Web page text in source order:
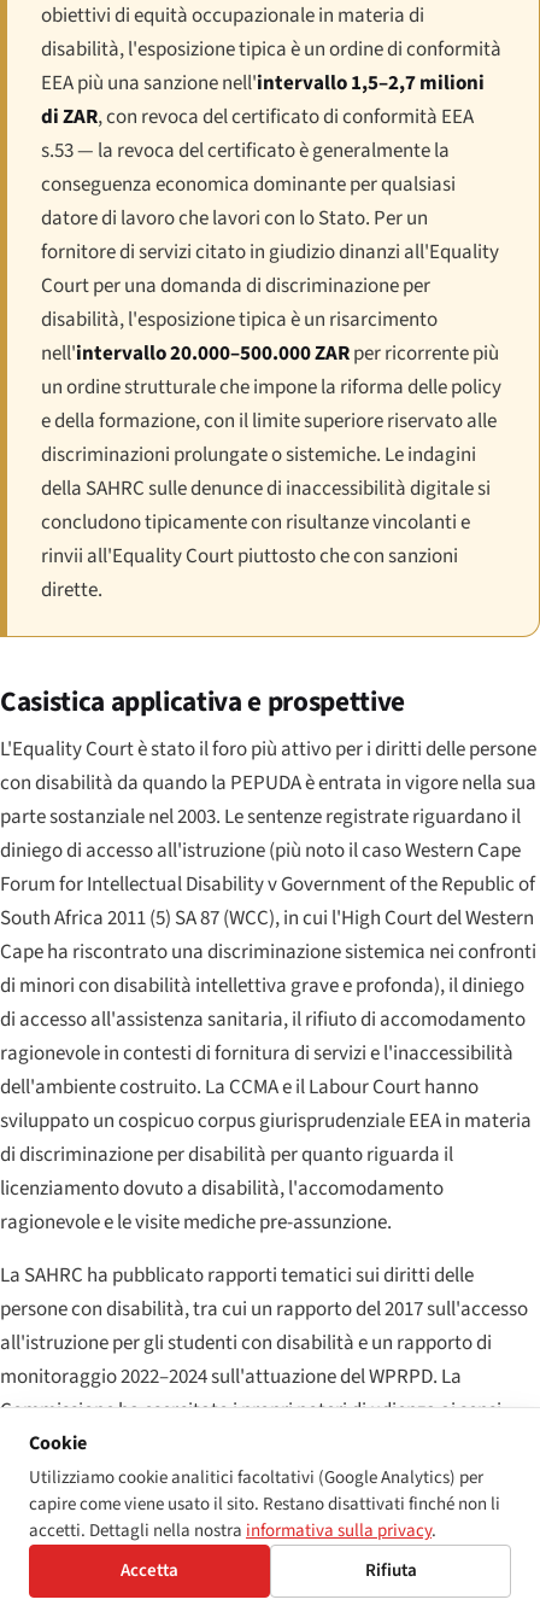
obiettivi di equità occupazionale in materia di
disabilità, l'esposizione tipica è un ordine di conformità
EEA più una sanzione nell'intervallo 1,5–2,7 milioni
di ZAR, con revoca del certificato di conformità EEA
s.53 — la revoca del certificato è generalmente la
conseguenza economica dominante per qualsiasi
datore di lavoro che lavori con lo Stato. Per un
fornitore di servizi citato in giudizio dinanzi all'Equality
Courtper una domanda di discriminazione per
disabilità, l'esposizione tipica è un risarcimento
nell'intervallo 20.000–500.000 ZARper ricorrente più
un ordine strutturale che impone la riforma delle policy
e della formazione, con il limite superiore riservato alle
discriminazioni prolungate o sistemiche. Le indagini
della SAHRC sulle denunce di inaccessibilità digitale si
concludono tipicamente con risultanze vincolanti e
rinvii all'Equality Courtpiuttosto che con sanzioni
dirette.
Casistica applicativa e prospettive
L'Equality Courtè stato il foro più attivo per i diritti delle persone
con disabilità da quando la PEPUDA è entrata in vigore nella sua
parte sostanziale nel 2003. Le sentenze registrate riguardano il
diniego di accesso all'istruzione (più noto il casoWestern Cape
Forum for Intellectual Disability v Government of the Republic of
South Africa2011 (5) SA 87 (WCC), in cui l'High Courtdel Western
Cape ha riscontrato una discriminazione sistemica nei confronti
di minori con disabilità intellettiva grave e profonda), il diniego
di accesso all'assistenza sanitaria, il rifiuto di accomodamento
ragionevole in contesti di fornitura di servizi e l'inaccessibilità
dell'ambiente costruito. La CCMA e ilLabour Courthanno
sviluppato un cospicuo corpus giurisprudenziale EEA in materia
di discriminazione per disabilità per quanto riguarda il
licenziamento dovuto a disabilità, l'accomodamento
ragionevole e le visite mediche pre-assunzione.
La SAHRC ha pubblicato rapporti tematici sui diritti delle
persone con disabilità, tra cui un rapporto del 2017 sull'accesso
all'istruzione per gli studenti con disabilità e un rapporto di
monitoraggio 2022–2024 sull'attuazione del WPRPD. La
Commissione ha esercitato i propri poteri di udienza ai sensi
della s.13 in materie riguardanti la disabilità concernenti i servizi
comunali di acqua e fognatura, l'accessibilità dei trasporti
pubblici e l'accessibilità dei siti web e delle app delle pubbliche
amministrazioni. Le risultanze sono state generalmente seguite
da negoziati per misure correttive con il dipartimento
Cookie
Utilizziamo cookie analitici facoltativi (Google Analytics) per
capire come viene usato il sito. Restano disattivati finché non li
accetti. Dettagli nella nostra informativa sulla privacy.
Accetta
Rifiuta